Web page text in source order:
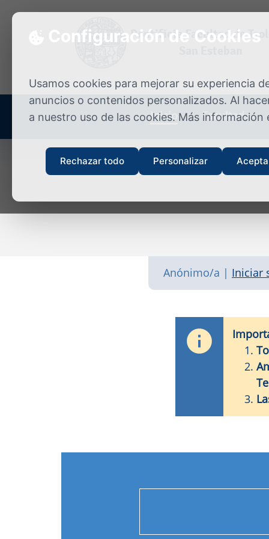
Configuración de Cookies
Usamos cookies para mejorar su experiencia
anuncios o contenidos personalizados. Al
a nuestro uso de las cookies. Más
Rechazar todo Personalizar
Pontificia Facultad de
Inicio Facultad
Anónimo/a | Iniciar